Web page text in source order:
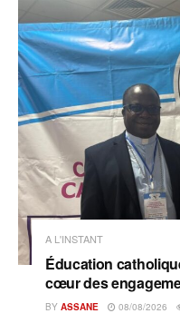
A L'INSTANT
Éducation
cœur des
BY ASSANE 08/08/2026